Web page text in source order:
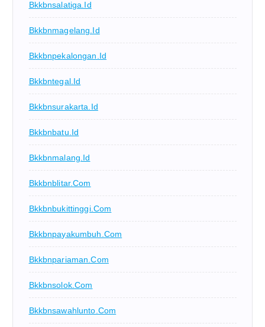
Bkkbnsalatiga.id
Bkkbnmagelang.id
Bkkbnpekalongan.id
Bkkbntegal.id
Bkkbnsurakarta.id
Bkkbnbatu.id
Bkkbnmalang.id
Bkkbnblitar.com
Bkkbnbukittinggi.com
Bkkbnpayakumbuh.com
Bkkbnpariaman.com
Bkkbnsolok.com
Bkkbnsawahlunto.com